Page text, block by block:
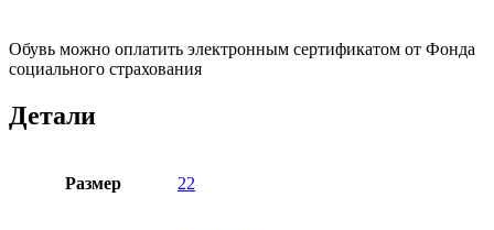
Обувь можно оплатить электронным сертификатом от Фонда
социального страхования
Детали
Размер 22